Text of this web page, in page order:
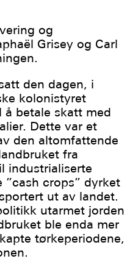
og
Grisey og Carl
den dagen, i
kolonistyret
betale skatt med
Dette var et
den altomfattende
fra
industrialiserte
”cash crops” dyrket
ut av landet.
utarmet jorden
ble enda mer
tørkeperiodene,